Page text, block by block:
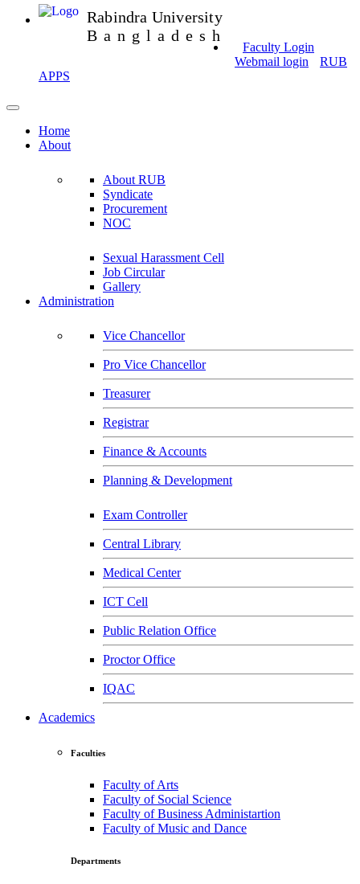
Rabindra University
Bangladesh
Faculty Login
Webmail login
RUB
APPS
Home
About
About RUB
Syndicate
Procurement
NOC
Sexual Harassment Cell
Job Circular
Gallery
Administration
Vice Chancellor
Pro Vice Chancellor
Treasurer
Registrar
Finance & Accounts
Planning & Development
Exam Controller
Central Library
Medical Center
ICT Cell
Public Relation Office
Proctor Office
IQAC
Academics
Faculties
Faculty of Arts
Faculty of Social Science
Faculty of Business Administartion
Faculty of Music and Dance
Departments